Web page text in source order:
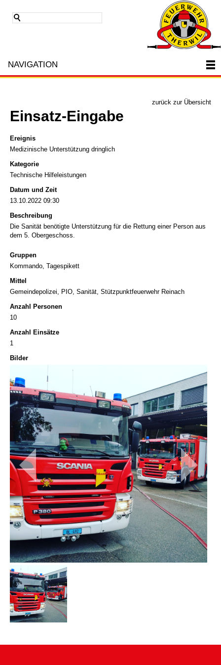
NAVIGATION
zurück zur Übersicht
Einsatz-Eingabe
Ereignis
Medizinische Unterstützung dringlich
Kategorie
Technische Hilfeleistungen
Datum und Zeit
13.10.2022 09:30
Beschreibung
Die Sanität benötigte Unterstützung für die Rettung einer Person aus
dem 5. Obergeschoss.
Gruppen
Kommando, Tagespikett
Mittel
Gemeindepolizei, PIO, Sanität, Stützpunktfeuerwehr Reinach
Anzahl Personen
10
Anzahl Einsätze
1
Bilder